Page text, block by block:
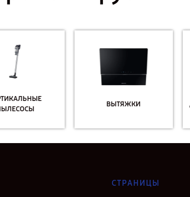
ВЫТЯЖКИ
СТРАНИЦЫ